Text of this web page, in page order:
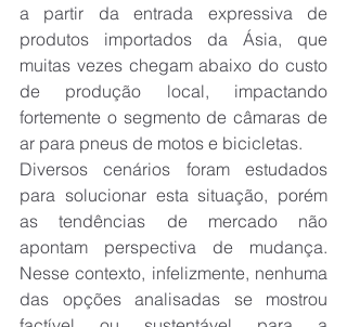
a partir da entrada expressiva de
produtos importados da Ásia, que
muitas vezes chegam abaixo do custo
de produção local, impactando
fortemente o segmento de câmaras de
ar para pneus de motos e bicicletas.
Diversos cenários foram estudados
para solucionar esta situação, porém
as tendências de mercado não
apontam perspectiva de mudança.
Nesse contexto, infelizmente, nenhuma
das opções analisadas se mostrou